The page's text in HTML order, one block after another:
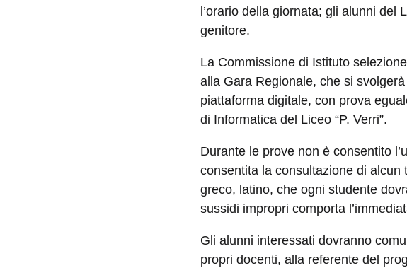
l’orario della giornata; gli alunni
genitore.
La Commissione di Istituto
alla Gara Regionale, che si
piattaforma digitale, con prova
di Informatica del Liceo “P. Verri”.
Durante le prove non è consentito
consentita la consultazione di
greco, latino, che ogni studente
sussidi impropri comporta
Gli alunni interessati dovranno
propri docenti, alla referente del